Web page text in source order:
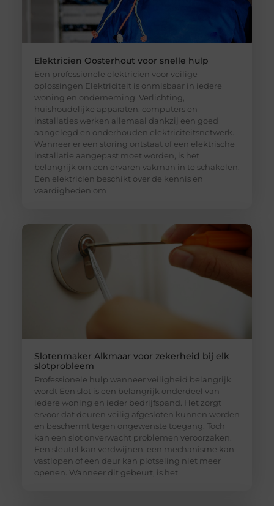
Elektricien Oosterhout voor snelle hulp
Een professionele elektricien voor veilige
oplossingen Elektriciteit is onmisbaar in iedere
woning en onderneming. Verlichting,
huishoudelijke apparaten, computers en
installaties werken allemaal dankzij een goed
aangelegd en onderhouden elektriciteitsnetwerk.
Wanneer er een storing ontstaat of een elektrische
installatie aangepast moet worden, is het
belangrijk om een ervaren vakman in te schakelen.
Een elektricien beschikt over de kennis en
vaardigheden om
Slotenmaker Alkmaar voor zekerheid bij elk
slotprobleem
Professionele hulp wanneer veiligheid belangrijk
wordt Een slot is een belangrijk onderdeel van
iedere woning en ieder bedrijfspand. Het zorgt
ervoor dat deuren veilig afgesloten kunnen worden
en beschermt tegen ongewenste toegang. Toch
kan een slot onverwacht problemen veroorzaken.
Een sleutel kan verdwijnen, een mechanisme kan
vastlopen of een deur kan plotseling niet meer
openen. Wanneer dit gebeurt, is het